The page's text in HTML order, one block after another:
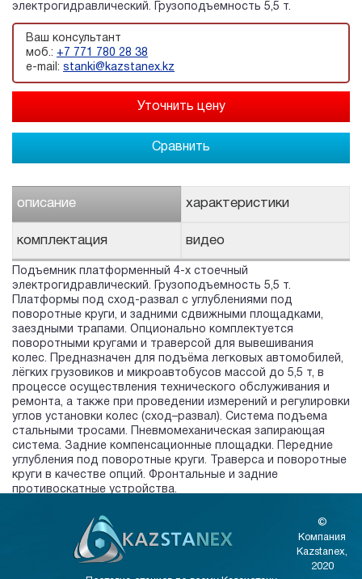
электрогидравлический. Грузоподъемность 5,5 т.
Ваш консультант
моб.: +7 771 780 28 38
e-mail: stanki@kazstanex.kz
Сравнить
описание характеристики
комплектация видео
Подъемник платформенный 4-х стоечный
электрогидравлический. Грузоподъемность 5,5 т.
Платформы под сход-развал с углублениями под
поворотные круги, и задними сдвижными площадками,
заездными трапами. Опционально комплектуется
поворотными кругами и траверсой для вывешивания
колес. Предназначен для подъёма легковых автомобилей,
лёгких грузовиков и микроавтобусов массой до 5,5 т, в
процессе осуществления технического обслуживания и
ремонта, а также при проведении измерений и регулировки
углов установки колес (сход–развал). Система подъема
стальными тросами. Пневмомеханическая запирающая
система. Задние компенсационные площадки. Передние
углубления под поворотные круги. Траверса и поворотные
круги в качестве опций. Фронтальные и задние
противоскатные устройства.
©
Компания
Kazstanex,
2020